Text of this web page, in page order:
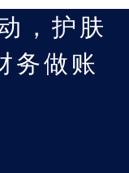
，护肤
务做账